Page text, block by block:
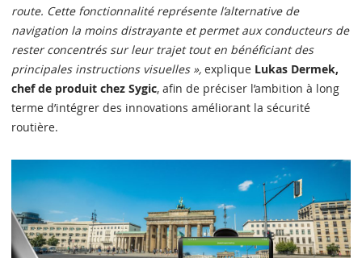
route. Cette fonctionnalité représente l’alternative de
navigation la moins distrayante et permet aux conducteurs de
rester concentrés sur leur trajet tout en bénéficiant des
principales instructions visuelles », explique Lukas Dermek,
chef de produit chez Sygic, afin de préciser l’ambition à long
terme d’intégrer des innovations améliorant la sécurité
routière.